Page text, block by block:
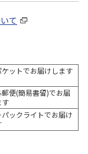
て
ケットでお届けします
郵便(簡易書留)でお届
す
パックライトでお届け